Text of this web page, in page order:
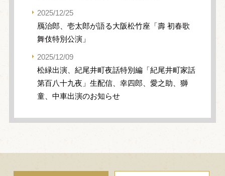
2025/12/25
鴈治郎、壱太郎が語る大阪松竹座「壽 初春歌
舞伎特別公演」
2025/12/09
松緑出演、紀尾井町夜話特別編「紀尾井町家話
第百八十九夜」生配信、幸四郎、愛之助、獅
童、中車出演のお知らせ